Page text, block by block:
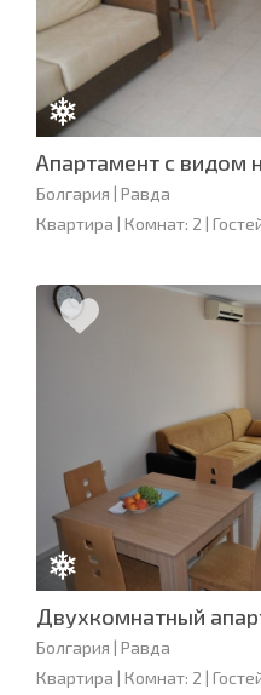
Апартамент с видом
Болгария | Равда
Квартира | Комнат: 2 |
Двухкомнатный
Болгария | Равда
Квартира | Комнат: 2 |